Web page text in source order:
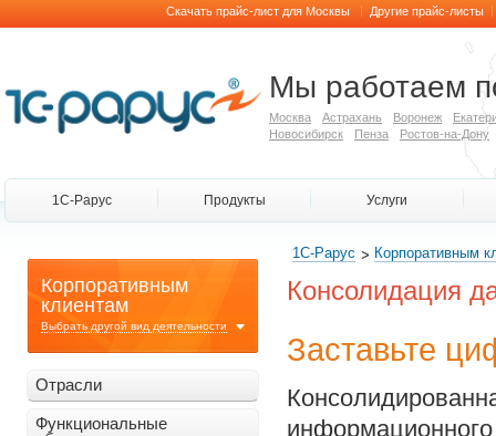
Скачать прайс-лист для Москвы | Другие прайс-листы |
Мы работаем
Москва Астрахань Воронеж
Новосибирск
Пенза Ростов-на-Дону
1С-Рарус Продукты Услуги
Корпоративным
клиентам
Выбрать другой вид деятельности
Отрасли
Функциональные
1С-Рарус Корпоративным
Консолидация
Заставьте